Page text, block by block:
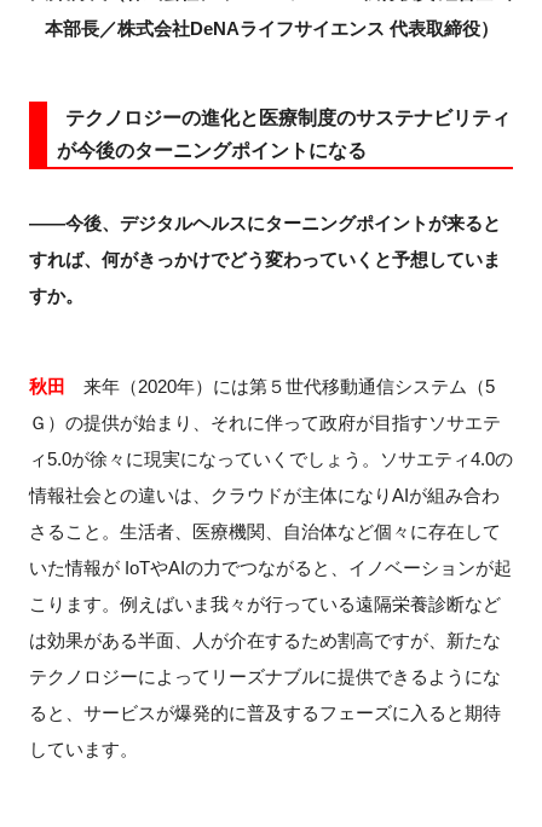
本部長／株式会社DeNAライフサイエンス 代表取締役）
テクノロジーの進化と医療制度のサステナビリティ
が今後のターニングポイントになる
――今後、デジタルヘルスにターニングポイントが来ると
すれば、何がきっかけでどう変わっていくと予想していま
すか。
秋田
来年（2020年）には第５世代移動通信システム（5
Ｇ）の提供が始まり、それに伴って政府が目指すソサエテ
ィ5.0が徐々に現実になっていくでしょう。ソサエティ4.0の
情報社会との違いは、クラウドが主体になりAIが組み合わ
さること。生活者、医療機関、自治体など個々に存在して
いた情報が IoTやAIの力でつながると、イノベーションが起
こります。例えばいま我々が行っている遠隔栄養診断など
は効果がある半面、人が介在するため割高ですが、新たな
テクノロジーによってリーズナブルに提供できるようにな
ると、サービスが爆発的に普及するフェーズに入ると期待
しています。